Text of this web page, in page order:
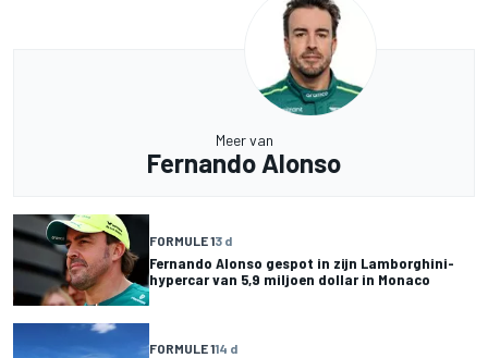
Meer van
Fernando Alonso
FORMULE 13 d
Fernando Alonso gespot in zijn Lamborghini-
hypercar van 5,9 miljoen dollar in Monaco
FORMULE 114 d